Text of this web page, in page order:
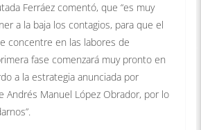
Ferráez comentó, que “es muy
a la baja los contagios, para que el
concentre en las labores de
fase comenzará muy pronto en
a la estrategia anunciada por
Andrés Manuel López Obrador, por lo